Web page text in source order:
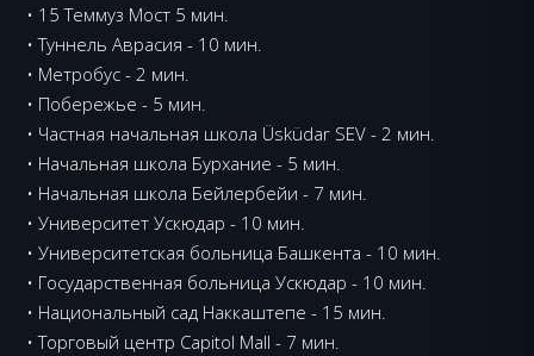
• 15 Теммуз Мост 5 мин.
• Туннель Аврасия - 10 мин.
• Метробус - 2 мин.
• Побережье - 5 мин.
• Частная начальная школа Üsküdar SEV - 2 мин.
• Начальная школа Бурхание - 5 мин.
• Начальная школа Бейлербейи - 7 мин.
• Университет Ускюдар - 10 мин.
• Университетская больница Башкента - 10 мин.
• Государственная больница Ускюдар - 10 мин.
• Национальный сад Наккаштепе - 15 мин.
• Торговый центр Capitol Mall - 7 мин.